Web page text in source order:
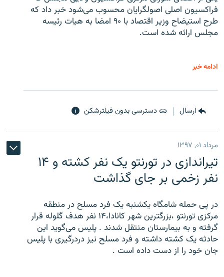
فراکسیون اصلی اصولگرایان محسوب می‌شود خبر داد که
طرح استیضاح وزیر اقتصاد با ۹۰ امضا به هیات رئیسه
مجلس ارائه شده است.
ادامه خبر
ارسال دسترسی بدون فیلترشکن
مرداد ۰۱, ۱۳۹۷
تیراندازی در تورنتو یک نفر کشته و ۱۴
نفر زخمی بر جای گذاشت
در پی حمله شامگاه یکشنبه یک فرد مسلح در منطقه
مرکزی تورنتو ،‌بزرگترین شهر کانادا،۱۴ نفر هدف گلوله قرار
گرفته و به بیمارستان منتقل شدند . پلیس می‌گوید این
حادثه یک کشته داشته و فرد مسلح نیز دردرگیری با پلیس
جان خود را از دست داده است .